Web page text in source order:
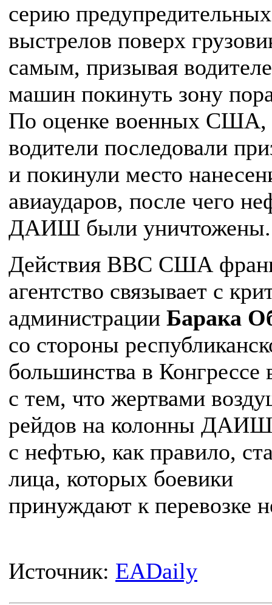
серию предупредительных
выстрелов поверх
самым, призывая
машин покинуть зону
По оценке военных США,
водители последовали
и покинули место
авиаударов, после чего
ДАИШ были уничтожены.
Действия ВВС США
агентство связывает с
администрации Барака
со стороны
большинства в Конгрессе
с тем, что жертвами
рейдов на колонны ДАИШ
с нефтью, как правило,
лица, которых боевики
принуждают к перевозке
Источник: EADaily